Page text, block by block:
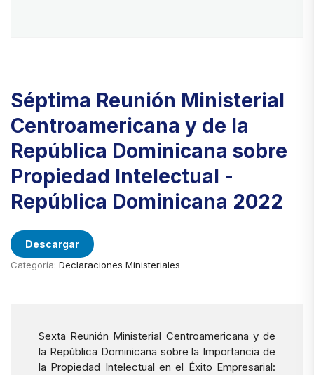
Séptima Reunión Ministerial
Centroamericana y de la
República Dominicana sobre
Propiedad Intelectual -
República Dominicana 2022
Descargar
Categoría: Declaraciones Ministeriales
Sexta Reunión Ministerial Centroamericana y de
la República Dominicana sobre la Importancia de
la Propiedad Intelectual en el Éxito Empresarial: